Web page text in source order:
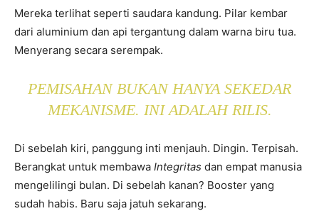
Mereka terlihat seperti saudara kandung. Pilar kembar
dari aluminium dan api tergantung dalam warna biru tua.
Menyerang secara serempak.
PEMISAHAN BUKAN HANYA SEKEDAR
MEKANISME. INI ADALAH RILIS.
Di sebelah kiri, panggung inti menjauh. Dingin. Terpisah.
Berangkat untuk membawa Integritas dan empat manusia
mengelilingi bulan. Di sebelah kanan? Booster yang
sudah habis. Baru saja jatuh sekarang.